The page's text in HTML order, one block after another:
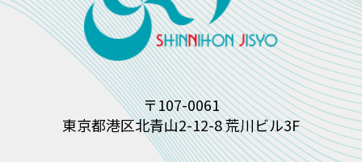
〒107-0061
東京都港区北青山2-12-8 荒川ビル3F